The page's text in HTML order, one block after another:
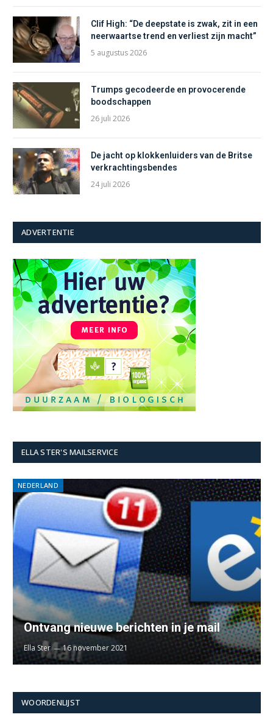
Clif High: “De deepstate is zwak, zit in een
neerwaartse trend en verliest zijn macht”
5 augustus 2026
Trumps gecodeerde en provocerende
boodschappen
26 juli 2026
De jacht op klokkenluiders van de Britse
verkrachtingsbendes
24 juli 2026
ADVERTENTIE
ELLA STER'S MAILSERVICE
NEDERLAND
Ontvang nieuwe berichten in je mail
Ella Ster 16 november 2021
WOORDENLIJST